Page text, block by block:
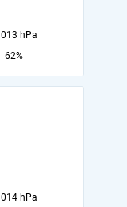
hPa
62%
hPa